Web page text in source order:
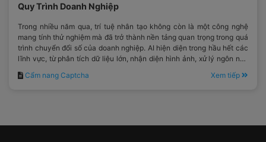
Quy Trình Doanh Nghiệp
Trong nhiều năm qua, trí tuệ nhân tạo không còn là một công nghệ
mang tính thử nghiệm mà đã trở thành nền tảng quan trọng trong quá
trình chuyển đổi số của doanh nghiệp. AI hiện diện trong hầu hết các
lĩnh vực, từ phân tích dữ liệu lớn, nhận diện hình ảnh, xử lý ngôn ngữ
Cẩm nang Captcha Xem tiếp